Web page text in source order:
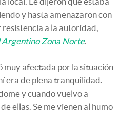
y hasta amenazaron con
resistencia a la autoridad,
Argentino Zona Norte.
muy afectada por la situación
era de plena tranquilidad.
y cuando vuelvo a
ellas. Se me vienen al humo